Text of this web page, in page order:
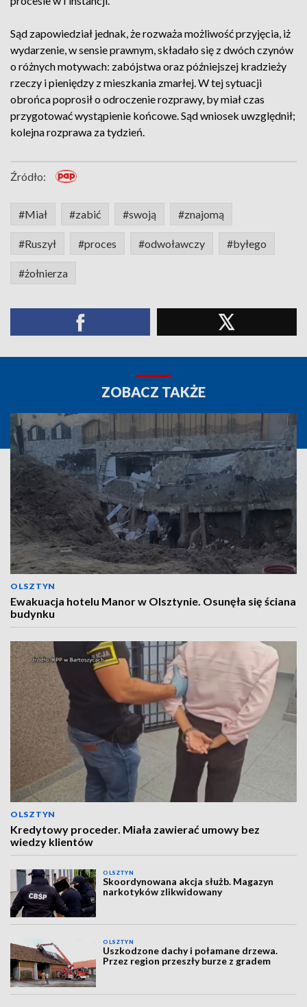
Sąd zapowiedział jednak, że rozważa możliwość przyjęcia, iż
wydarzenie, w sensie prawnym, składało się z dwóch czynów
o różnych motywach: zabójstwa oraz późniejszej kradzieży
rzeczy i pieniędzy z mieszkania zmarłej. W tej sytuacji
obrońca poprosił o odroczenie rozprawy, by miał czas
przygotować wystąpienie końcowe. Sąd wniosek uwzględnił;
kolejna rozprawa za tydzień.
Źródło:
#Miał #zabić #swoją #znajomą
#Ruszył #proces #odwoławczy #byłego
#żołnierza
ZOBACZ TAKŻE
OLSZTYN
Ewakuacja hotelu Manor w Olsztynie. Osunęła się ściana
budynku
OLSZTYN
Kredytowy proceder. Miała zawierać umowy bez
wiedzy klientów
OLSZTYN
Skoordynowana akcja służb. Magazyn
narkotyków zlikwidowany
OLSZTYN
Uszkodzone dachy i połamane drzewa.
Przez region przeszły burze z gradem